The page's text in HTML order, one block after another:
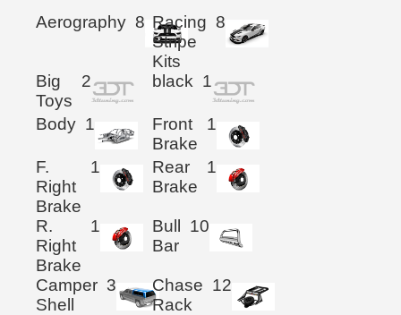
Aerography 8 Racing
Stripe
Kits
8
Big
Toys
2 black 1
Body 1
Front
Brake
1
F.
Right
Brake
1
Rear
Brake
1
R.
Right
Brake
1
Bull
Bar
10
Camper
Shell
3
Chase
Rack
12